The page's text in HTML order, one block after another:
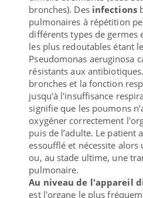
bronches). Des infections
pulmonaires à répétition
différents types de germes
les plus redoutables étant
Pseudomonas aeruginosa
résistants aux
bronches et la fonction
jusqu'à l'insuffisance
signifie que les poumons
oxygéner correctement
puis de l’adulte. Le patient
essoufflé et nécessite
ou, au stade ultime, une
pulmonaire.
Au niveau de l'appareil
est l'organe le plus